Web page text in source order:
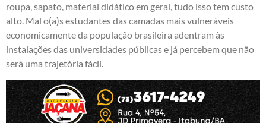
roupa, sapato, material didático em geral, tudo isso tem custo
alto. Mal o(a)s estudantes das camadas mais vulneráveis
economicamente da população brasileira adentram às
instalações das universidades públicas e já percebem que não
será uma trajetória fácil.